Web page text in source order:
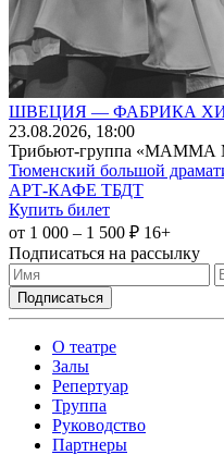
ШВЕЦИЯ — ФАБРИКА
23.08.2026, 18:00
Трибьют-группа «МАММА
Тюменский большой
АРТ-КАФЕ ТБДТ
Купить билет
от 1 000 – 1 500 ₽ 16+
Подписаться на рассылку
О театре
Залы
Репертуар
Труппа
Руководство
Партнеры